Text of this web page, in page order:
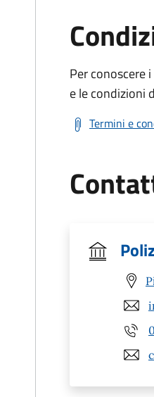
Per conoscere
e le condizioni
Termini e